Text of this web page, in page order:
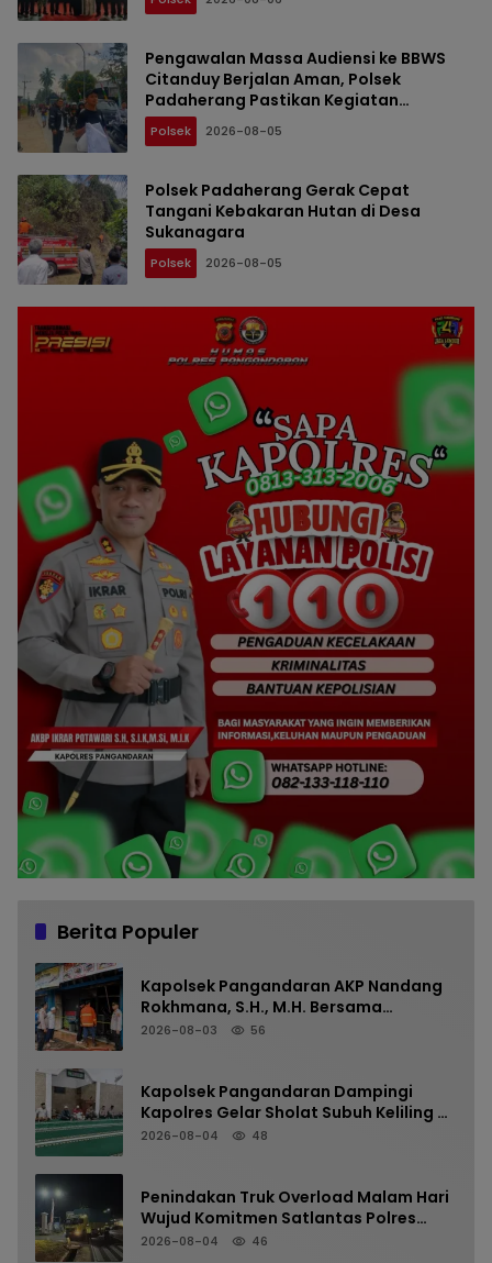
Pengawalan Massa Audiensi ke BBWS
Citanduy Berjalan Aman, Polsek
Padaherang Pastikan Kegiatan
Berlangsung Kondusif
Polsek 2026-08-05
Polsek Padaherang Gerak Cepat
Tangani Kebakaran Hutan di Desa
Sukanagara
Polsek 2026-08-05
Berita Populer
Kapolsek Pangandaran AKP Nandang
Rokhmana, S.H., M.H. Bersama
Anggota Cek TKP Kebakaran Ruko
2026-08-03 56
Kapolsek Pangandaran Dampingi
Kapolres Gelar Sholat Subuh Keliling di
Masjid Jami Al-Furqon, Pererat
2026-08-04 48
Penindakan Truk Overload Malam Hari
Wujud Komitmen Satlantas Polres
Pangandaran Menjaga Keselamatan
2026-08-04 46